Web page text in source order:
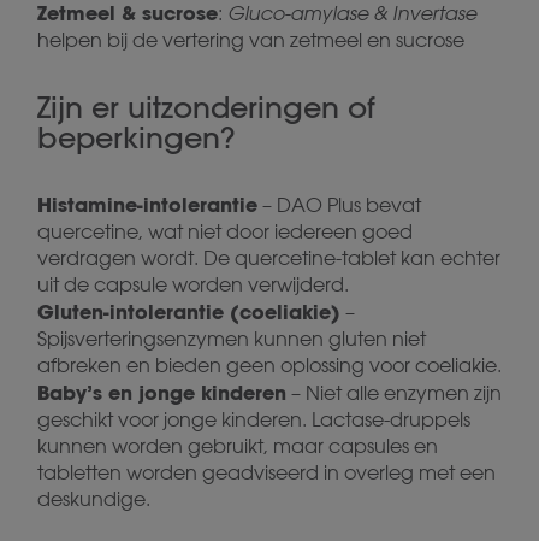
Zetmeel & sucrose: Gluco-amylase & Invertase
helpen bij de vertering van zetmeel en sucrose
Zijn er uitzonderingen of
beperkingen?
Histamine-intolerantie – DAO Plus bevat
quercetine, wat niet door iedereen goed
verdragen wordt. De quercetine-tablet kan echter
uit de capsule worden verwijderd.
Gluten-intolerantie (coeliakie) –
Spijsverteringsenzymen kunnen gluten niet
afbreken en bieden geen oplossing voor coeliakie.
Baby’s en jonge kinderen – Niet alle enzymen zijn
geschikt voor jonge kinderen. Lactase-druppels
kunnen worden gebruikt, maar capsules en
tabletten worden geadviseerd in overleg met een
deskundige.